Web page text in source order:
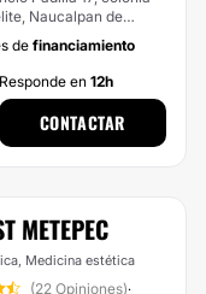
Naucalpan de
de financiamiento
Responde en 12h
CONTACTAR
METEPEC
Medicina estética
(22 Opiniones)·